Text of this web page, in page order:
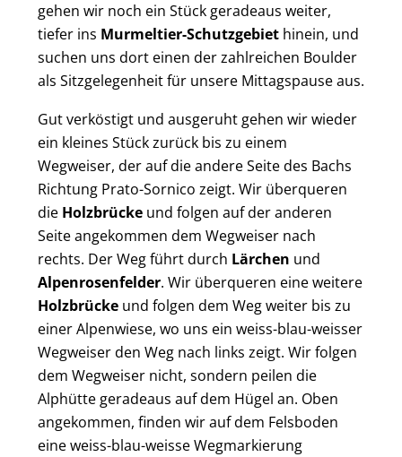
gehen wir noch ein Stück geradeaus weiter,
tiefer ins Murmeltier-Schutzgebiet hinein, und
suchen uns dort einen der zahlreichen Boulder
als Sitzgelegenheit für unsere Mittagspause aus.
Gut verköstigt und ausgeruht gehen wir wieder
ein kleines Stück zurück bis zu einem
Wegweiser, der auf die andere Seite des Bachs
Richtung Prato-Sornico zeigt. Wir überqueren
die Holzbrücke und folgen auf der anderen
Seite angekommen dem Wegweiser nach
rechts. Der Weg führt durch Lärchen und
Alpenrosenfelder. Wir überqueren eine weitere
Holzbrücke und folgen dem Weg weiter bis zu
einer Alpenwiese, wo uns ein weiss-blau-weisser
Wegweiser den Weg nach links zeigt. Wir folgen
dem Wegweiser nicht, sondern peilen die
Alphütte geradeaus auf dem Hügel an. Oben
angekommen, finden wir auf dem Felsboden
eine weiss-blau-weisse Wegmarkierung